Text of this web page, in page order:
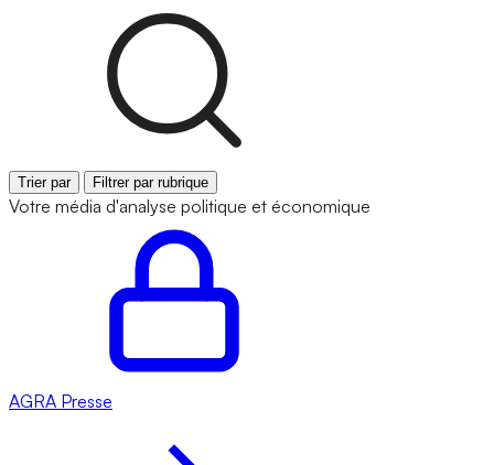
Trier par Filtrer par rubrique
Votre média d'analyse politique et économique
AGRA Presse